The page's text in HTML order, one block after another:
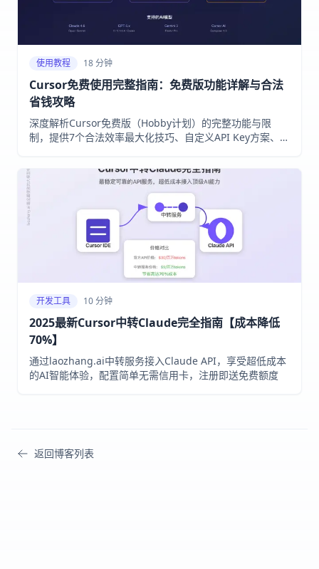
使用教程 18 分钟
Cursor免费使用完整指南：免费版功能详解与合法
省钱攻略
深度解析Cursor免费版（Hobby计划）的完整功能与限
制，提供7个合法效率最大化技巧、自定义API Key方案、学
开发工具 10 分钟
2025最新Cursor中转Claude完全指南【成本降低
70%】
通过laozhang.ai中转服务接入Claude API，享受超低成本
的AI智能体验，配置简单无需信用卡，注册即送免费额度
返回博客列表